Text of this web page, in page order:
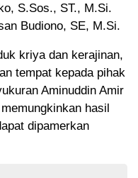
S.Sos., ST., M.Si.
Budiono, SE, M.Si.
kriya dan kerajinan,
tempat kepada pihak
Aminuddin Amir
hasil
dipamerkan